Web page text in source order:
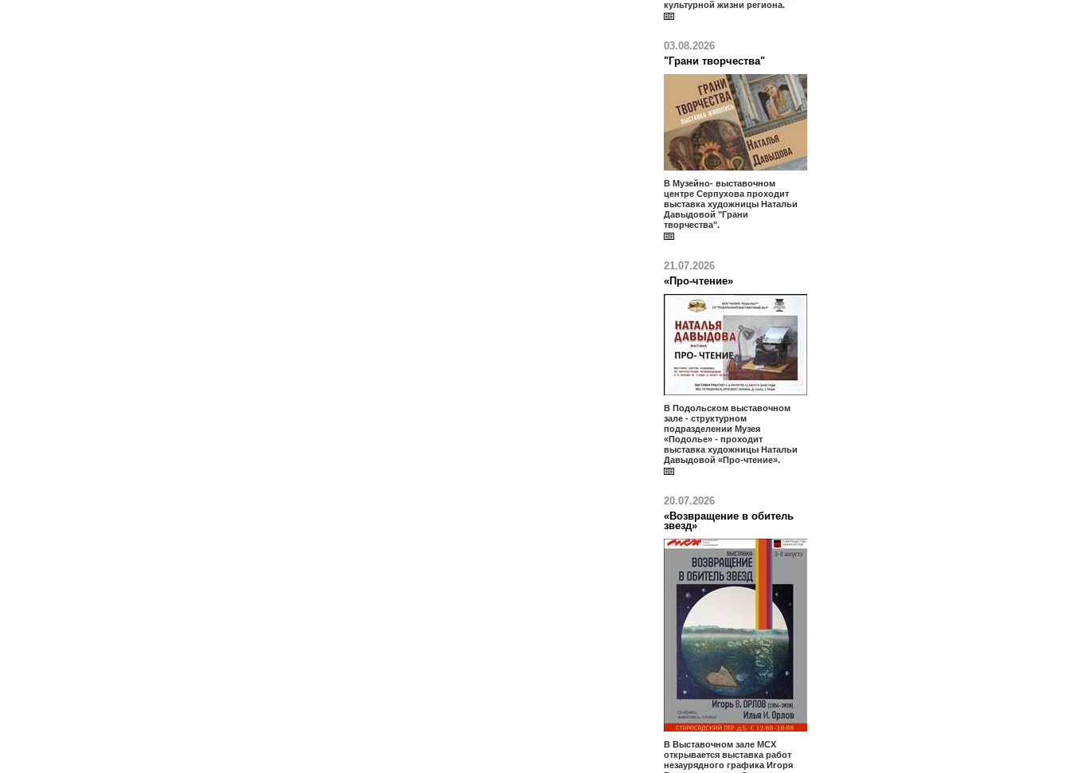
культурной жизни региона.
03.08.2026
"Грани творчества"
В Музейно- выставочном
центре Серпухова проходит
выставка художницы Натальи
Давыдовой "Грани
творчества".
21.07.2026
«Про-чтение»
В Подольском выставочном
зале - структурном
подразделении Музея
«Подолье» - проходит
выставка художницы Натальи
Давыдовой «Про-чтение».
20.07.2026
«Возвращение в обитель
звезд»
В Выставочном зале МСХ
открывается выставка работ
незаурядного графика Игоря